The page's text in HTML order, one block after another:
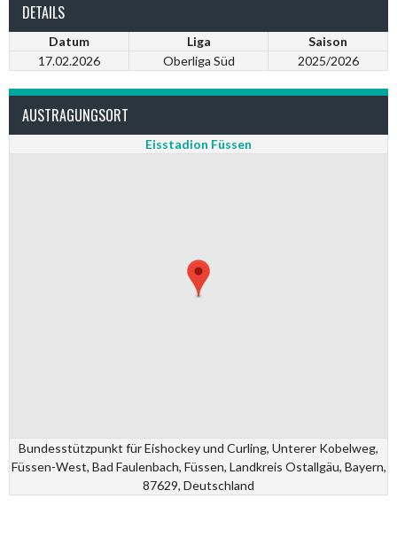
DETAILS
Datum Liga
Saison
17.02.2026
Oberliga Süd 2025/2026
AUSTRAGUNGSORT
Eisstadion Füssen
Bundesstützpunkt für Eishockey und Curling, Unterer Kobelweg,
Füssen-West, Bad Faulenbach, Füssen, Landkreis Ostallgäu, Bayern,
87629, Deutschland